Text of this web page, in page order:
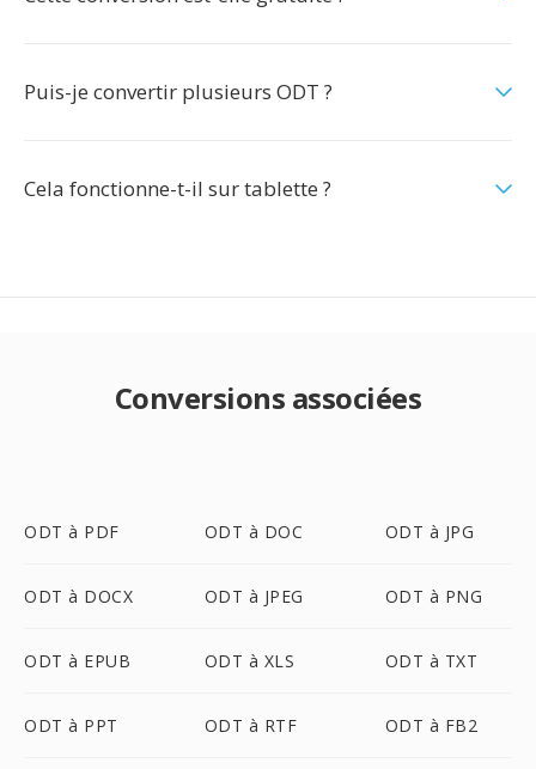
Puis-je convertir plusieurs ODT ?
Cela fonctionne-t-il sur tablette ?
Conversions associées
ODT à PDF ODT à DOC ODT à JPG
ODT à DOCX ODT à JPEG ODT à PNG
ODT à EPUB ODT à XLS ODT à TXT
ODT à PPT ODT à RTF ODT à FB2